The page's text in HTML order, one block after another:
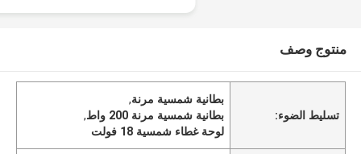
منتوج وصف
تسليط الضوء:
بطانية شمسية مرنة,
بطانية شمسية مرنة 200 واط
,
لوحة غطاء شمسية 18 فولت